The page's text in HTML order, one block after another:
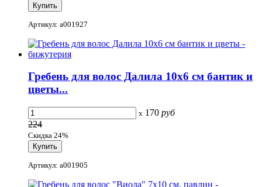
Артикул: a001927
Гребень для волос Далила 10x6 см бантик и
цветы...
x 170 руб
224
Скидка 24%
Артикул: a001905